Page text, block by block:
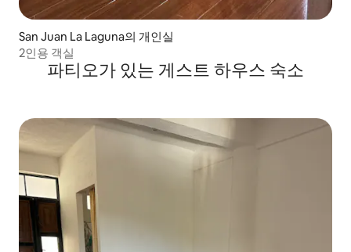
San Juan La Laguna의 개인실
2인용 객실
파티오가 있는 게스트 하우스 숙소